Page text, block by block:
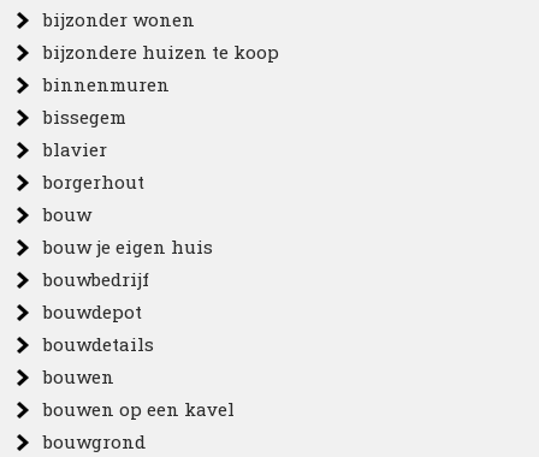
bijzonder wonen
bijzondere huizen te koop
binnenmuren
bissegem
blavier
borgerhout
bouw
bouw je eigen huis
bouwbedrijf
bouwdepot
bouwdetails
bouwen
bouwen op een kavel
bouwgrond